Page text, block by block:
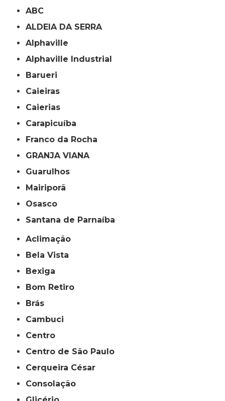
ABC
ALDEIA DA SERRA
Alphaville
Alphaville Industrial
Barueri
Caieiras
Caierias
Carapicuíba
Franco da Rocha
GRANJA VIANA
Guarulhos
Mairiporã
Osasco
Santana de Parnaíba
Aclimação
Bela Vista
Bexiga
Bom Retiro
Brás
Cambuci
Centro
Centro de São Paulo
Cerqueira César
Consolação